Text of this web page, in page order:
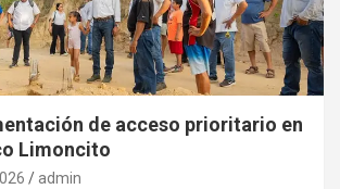
de acceso prioritario en
Limoncito
admin